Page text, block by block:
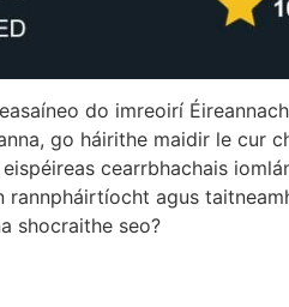
do imreoirí
go háirithe maidir le cur
cearrbhachais
agus
shocraithe seo?